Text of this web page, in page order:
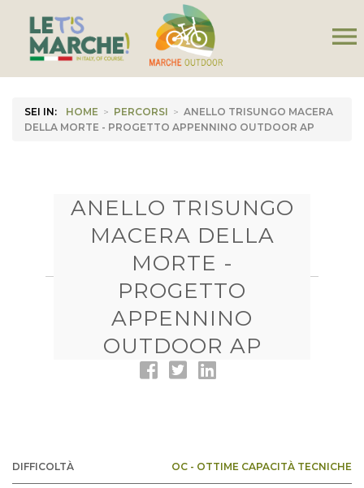
menu
SEI IN: HOME > PERCORSI > ANELLO TRISUNGO MACERA
DELLA MORTE - PROGETTO APPENNINO OUTDOOR AP
ANELLO TRISUNGO
MACERA DELLA
MORTE -
PROGETTO
APPENNINO
OUTDOOR AP
DIFFICOLTÀ OC - OTTIME CAPACITÀ TECNICHE